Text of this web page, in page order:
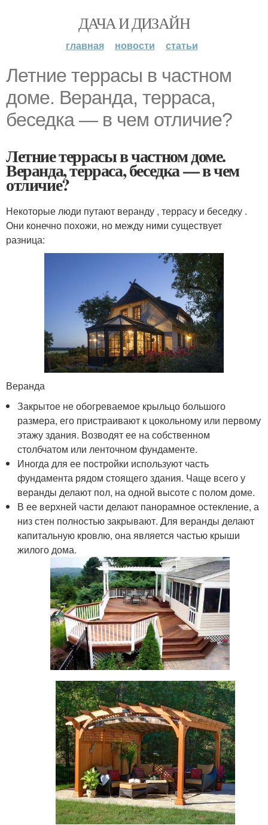
ДАЧА И ДИЗАЙН
главная новости статьи
Летние террасы в частном
доме. Веранда, терраса,
беседка — в чем отличие?
Летние террасы в частном доме.
Веранда, терраса, беседка — в чем
отличие?
Некоторые люди путают веранду , террасу и беседку .
Они конечно похожи, но между ними существует
разница:
Веранда
Закрытое не обогреваемое крыльцо большого
размера, его пристраивают к цокольному или первому
этажу здания. Возводят ее на собственном
столбчатом или ленточном фундаменте.
Иногда для ее постройки используют часть
фундамента рядом стоящего здания. Чаще всего у
веранды делают пол, на одной высоте с полом доме.
В ее верхней части делают панорамное остекление, а
низ стен полностью закрывают. Для веранды делают
капитальную кровлю, она является частью крыши
жилого дома.